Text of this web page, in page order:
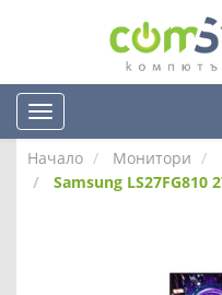
Начало Монитори
Samsung LS27FG810